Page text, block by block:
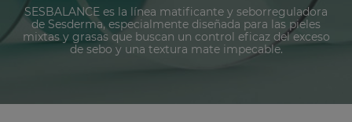
SESBALANCE es la línea matificante y seborreguladora
de Sesderma, especialmente diseñada para las pieles
mixtas y grasas que buscan un control eficaz del exceso
de sebo y una textura mate impecable.